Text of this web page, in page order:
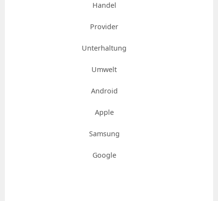
Handel
Provider
Unterhaltung
Umwelt
Android
Apple
Samsung
Google